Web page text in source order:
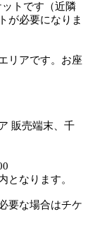
トです（近隣
が必要になりま
リアです。お座
販売端末、千
なります。
要な場合はチケ